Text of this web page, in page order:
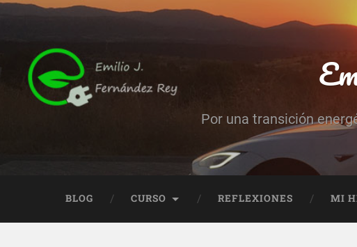
Por una transición
BLOG CURSO REFLEXIONES MI